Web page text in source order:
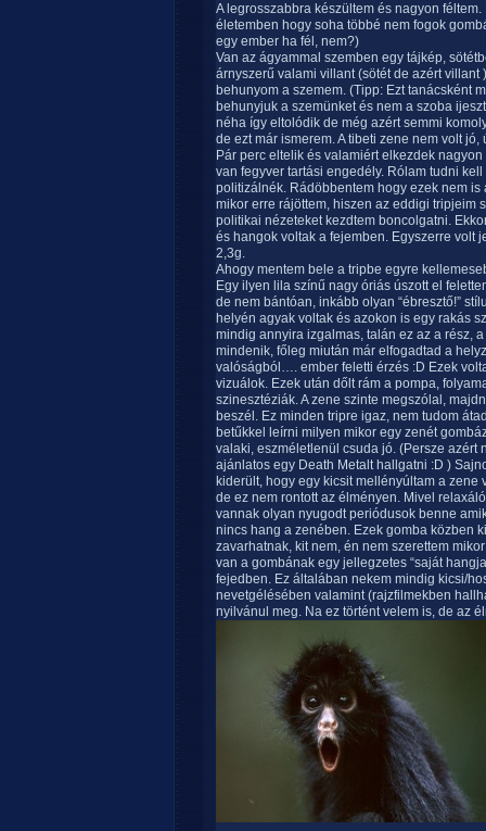
A legrosszabbra készültem és nagyon
életemben hogy soha többé nem fogok
egy ember ha fél, nem?)
Van az ágyammal szemben egy tájkép,
árnyszerű valami villant (sötét de azért
behunyom a szemem. (Tipp: Ezt tanácsként
behunyjuk a szemünket és nem a szoba
néha így eltolódik de még azért semmi
de ezt már ismerem. A tibeti zene nem volt
Pár perc eltelik és valamiért elkezdek
van fegyver tartási engedély. Rólam tudni
politizálnék. Rádöbbentem hogy ezek nem
mikor erre rájöttem, hiszen az eddigi tripjeim
politikai nézeteket kezdtem boncolgatni.
és hangok voltak a fejemben. Egyszerre volt
2,3g.
Ahogy mentem bele a tripbe egyre
Egy ilyen lila színű nagy óriás úszott el
de nem bántóan, inkább olyan “ébresztő!”
helyén agyak voltak és azokon is egy rakás
mindig annyira izgalmas, talán ez az a rész,
mindenik, főleg miután már elfogadtad a
valóságból…. ember feletti érzés :D Ezek
vizuálok. Ezek után dőlt rám a pompa,
szinesztéziák. A zene szinte megszólal,
beszél. Ez minden tripre igaz, nem tudom
betűkkel leírni milyen mikor egy zenét
valaki, eszméletlenül csuda jó. (Persze azért
ajánlatos egy Death Metalt hallgatni :D )
kiderült, hogy egy kicsit mellényúltam a zene
de ez nem rontott az élményen. Mivel
vannak olyan nyugodt periódusok benne
nincs hang a zenében. Ezek gomba közben
zavarhatnak, kit nem, én nem szerettem
van a gombának egy jellegzetes “saját
fejedben. Ez általában nekem mindig kicsi/
nevetgélésében valamint (rajzfilmekben
nyilvánul meg. Na ez történt velem is, de az